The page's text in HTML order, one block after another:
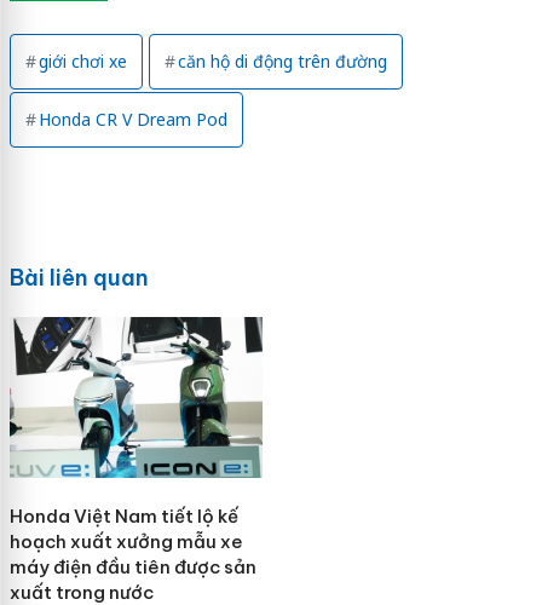
giới chơi xe căn hộ di động trên đường
Honda CR V Dream Pod
Bài liên quan
Honda Việt Nam tiết lộ kế
hoạch xuất xưởng mẫu xe
máy điện đầu tiên được sản
xuất trong nước